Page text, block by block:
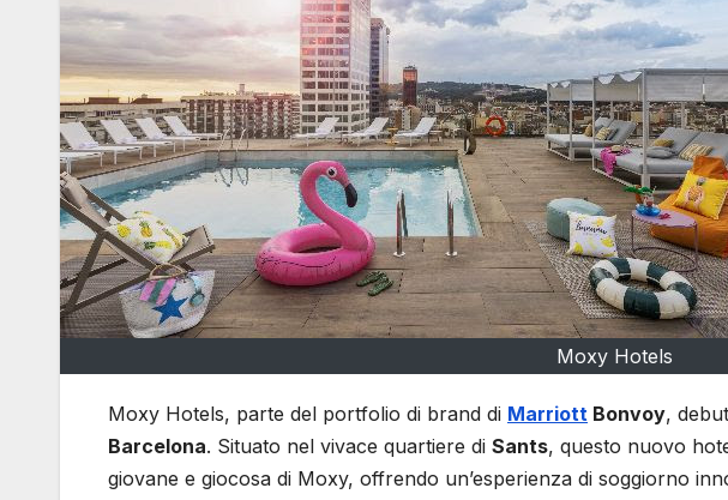
Moxy Hotels
Moxy Hotels, parte del portfolio di brand di Marriott Bonvoy,
Barcelona. Situato nel vivace quartiere di Sants, questo nuovo
giovane e giocosa di Moxy, offrendo un’esperienza di soggiorno